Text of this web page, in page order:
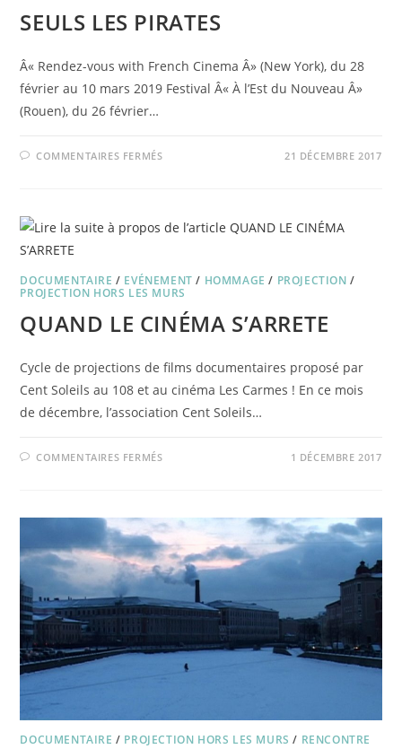
SEULS LES PIRATES
Â« Rendez-vous with French Cinema Â» (New York), du 28
février au 10 mars 2019 Festival Â« À l’Est du Nouveau Â»
(Rouen), du 26 février…
COMMENTAIRES FERMÉSSUR 21 DÉCEMBRE 2017
DOCUMENTAIRE / EVÉNEMENT / HOMMAGE / PROJECTION /
PROJECTION HORS LES MURS
QUAND LE CINÉMA S’ARRETE
Cycle de projections de films documentaires proposé par
Cent Soleils au 108 et au cinéma Les Carmes ! En ce mois
de décembre, l’association Cent Soleils…
COMMENTAIRES FERMÉSSUR 1 DÉCEMBRE 2017
DOCUMENTAIRE / PROJECTION HORS LES MURS / RENCONTRE